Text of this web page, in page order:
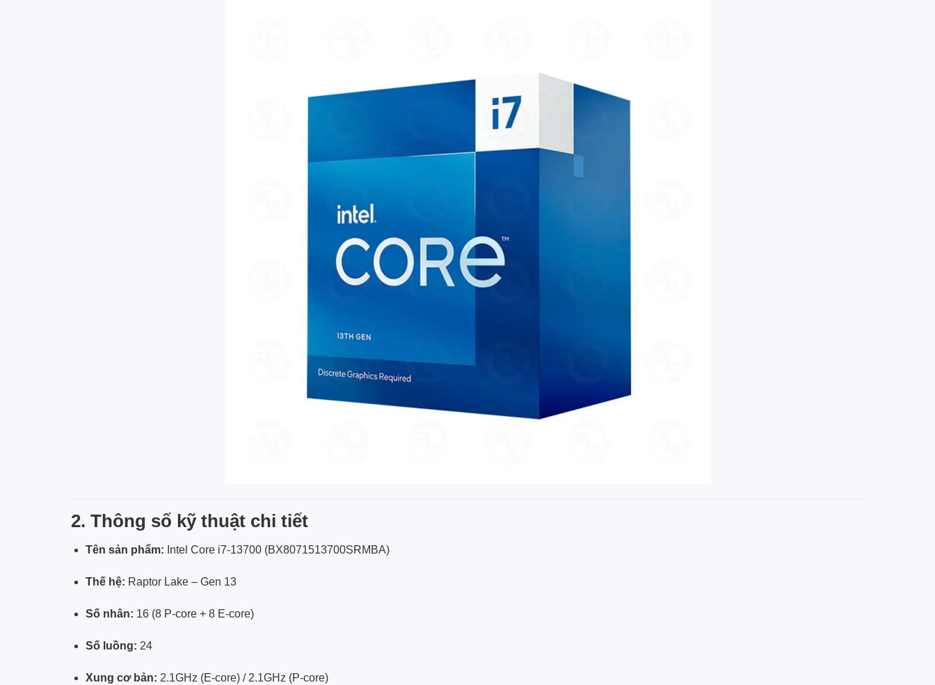
2. Thông số kỹ thuật chi tiết
Tên sản phẩm: Intel Core i7-13700 (BX8071513700SRMBA)
Thế hệ: Raptor Lake – Gen 13
Số nhân: 16 (8 P-core + 8 E-core)
Số luồng: 24
Xung cơ bản: 2.1GHz (E-core) / 2.1GHz (P-core)